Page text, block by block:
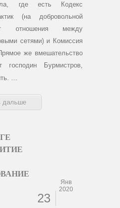
где есть Кодекс
(на добровольной
отношения между
сетями) и Комиссия
же вмешательство
господин Бурмистров,
дальше
23
Янв
2020